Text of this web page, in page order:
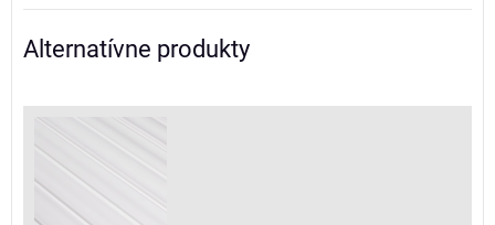
Alternatívne produkty